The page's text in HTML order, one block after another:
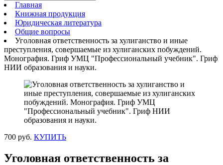
Главная
Книжная продукция
Юридическая литература
Общие вопросы
Уголовная ответственность за хулиганство и иные
преступления, совершаемые из хулиганских побуждений.
Монография. Гриф УМЦ "Профессиональный учебник". Гриф
НИИ образования и науки.
700 руб. КУПИТЬ
Уголовная ответственность за